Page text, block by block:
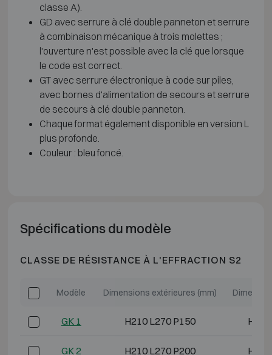
classe A).
GD avec serrure à clé double panneton et serrure
à combinaison mécanique à trois molettes ;
l'ouverture n'est possible avec la clé que lorsque
le code est correct.
GT avec serrure électronique à code sur piles,
avec bornes d'alimentation de secours et serrure
de secours à clé double panneton.
Chaque format également disponible en version L
plus profonde.
Couleur : bleu foncé.
Spécifications du modèle
CLASSE DE RÉSISTANCE À L'EFFRACTION S2
Modèle Dimensions extérieures (mm)
GK 1 H210 L270 P150
GK 2 H210 L270 P200